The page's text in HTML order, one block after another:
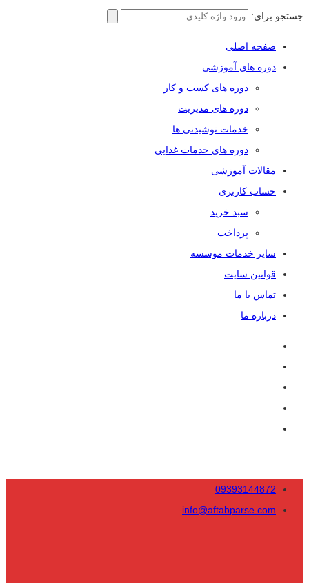
جستجو برای:
صفحه اصلی
دوره های آموزشی
دوره های کسب و کار
دوره های مدیریت
خدمات نوشیدنی ها
دوره های خدمات غذایی
مقالات آموزشی
حساب کاربری
سبد خرید
پرداخت
سایر خدمات موسسه
قوانین سایت
تماس با ما
درباره ما
09393144872
info@aftabparse.com